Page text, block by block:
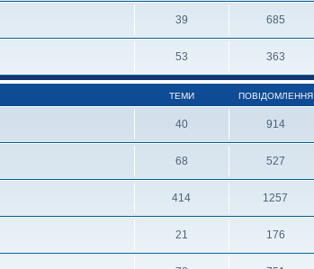
39 685
53 363
ТЕМИ ПОВІДОМЛЕННЯ
40 914
68 527
414 1257
21 176